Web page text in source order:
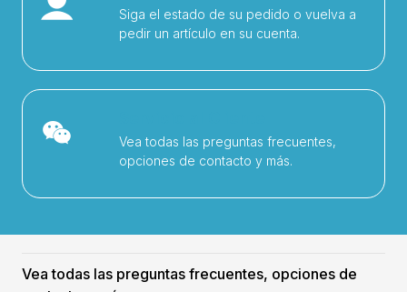
Siga el estado de su pedido o vuelva a
pedir un artículo en su cuenta.
Vea todas las preguntas frecuentes,
opciones de contacto y más.
Vea todas las preguntas frecuentes, opciones de